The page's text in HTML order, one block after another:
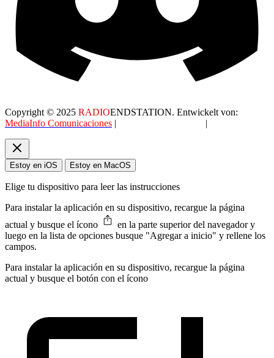
Copyright © 2025 RADIOENDSTATION. Entwickelt von:
MediaInfo Comunicaciones | |
Estoy en iOS Estoy en MacOS
Elige tu dispositivo para leer las instrucciones
Para instalar la aplicación en su dispositivo, recargue la página
actual y busque el ícono
en la parte superior del navegador y
luego en la lista de opciones busque "Agregar a inicio" y rellene los
campos.
Para instalar la aplicación en su dispositivo, recargue la página
actual y busque el botón con el ícono